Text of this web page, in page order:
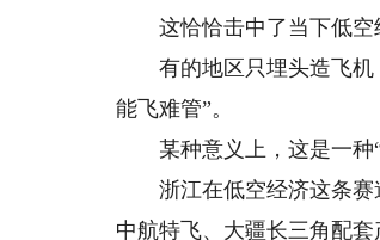
这恰恰击中了当下低空
有的地区只埋头造飞机，
能飞难管”。
某种意义上，这是一种“
浙江在低空经济这条赛
中航特飞、大疆长三角配